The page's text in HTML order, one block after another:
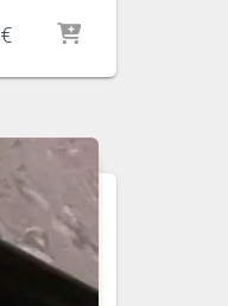
€Plage
prix :
à
11,00 €